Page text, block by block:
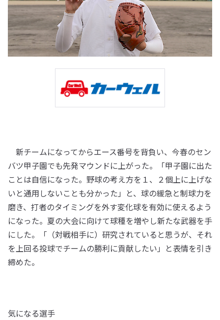
新チームになってからエース番号を背負い、今春のセン
バツ甲子園でも先発マウンドに上がった。「甲子園に出た
ことは自信になった。野球の考え方を１、２個上に上げな
いと通用しないことも分かった」と、球の緩急と制球力を
磨き、打者のタイミングを外す変化球を有効に使えるよう
になった。夏の大会に向けて球種を増やし新たな武器を手
にした。「（対戦相手に）研究されていると思うが、それ
を上回る投球でチームの勝利に貢献したい」と表情を引き
締めた。
気になる選手